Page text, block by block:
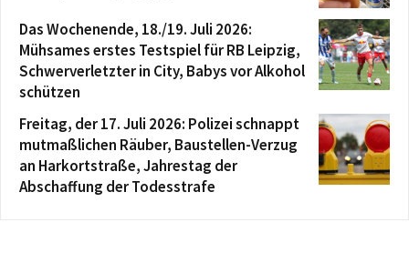
Das Wochenende, 18./19. Juli 2026:
Mühsames erstes Testspiel für RB Leipzig,
Schwerverletzter in City, Babys vor Alkohol
schützen
Freitag, der 17. Juli 2026: Polizei schnappt
mutmaßlichen Räuber, Baustellen-Verzug
an Harkortstraße, Jahrestag der
Abschaffung der Todesstrafe